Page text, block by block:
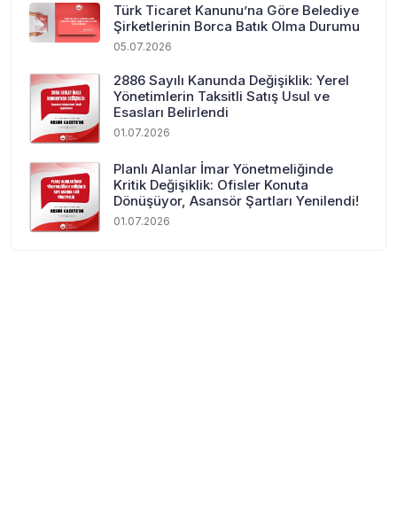
Türk Ticaret Kanunu’na Göre Belediye
Şirketlerinin Borca Batık Olma Durumu
05.07.2026
2886 Sayılı Kanunda Değişiklik: Yerel
Yönetimlerin Taksitli Satış Usul ve
Esasları Belirlendi
01.07.2026
Planlı Alanlar İmar Yönetmeliğinde
Kritik Değişiklik: Ofisler Konuta
Dönüşüyor, Asansör Şartları Yenilendi!
01.07.2026